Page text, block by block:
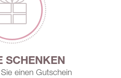
SCHENKEN
einen Gutschein